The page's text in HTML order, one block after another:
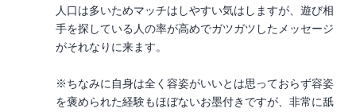
人口は多いためマッチはしやすい気はしますが、遊び相
手を探している人の率が高めでガツガツしたメッセージ
がそれなりに来ます。
※ちなみに自身は全く容姿がいいとは思っておらず容姿
を褒められた経験もほぼないお墨付きですが、非常に舐